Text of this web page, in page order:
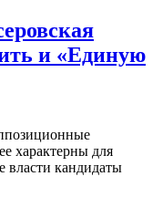
и «Единую
характерны для
власти кандидаты